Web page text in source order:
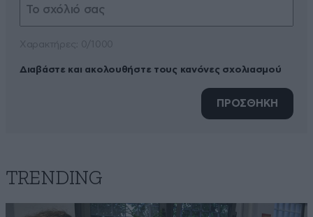
Διαβάστε και ακολουθήστε τους κανόνες σχολιασμού
ΠΡΟΣΘΗΚΗ
TRENDING